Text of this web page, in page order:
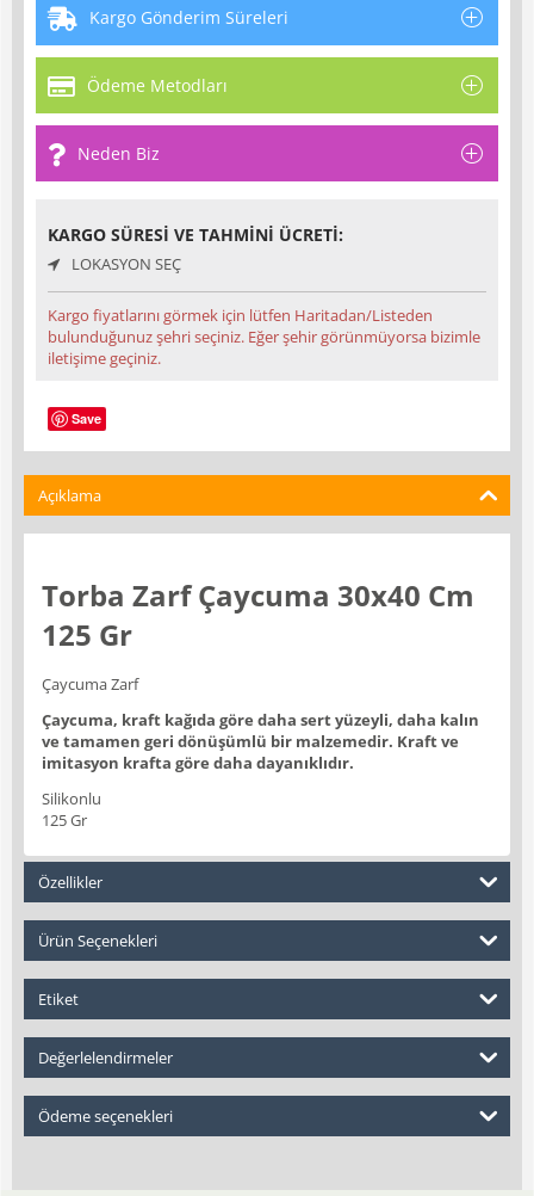
Kargo Gönderim Süreleri
Ödeme Metodları
Neden Biz
KARGO SÜRESI VE TAHMINI ÜCRETI:
LOKASYON SEÇ
Kargo fiyatlarını görmek için lütfen Haritadan/Listeden
bulunduğunuz şehri seçiniz. Eğer şehir görünmüyorsa bizimle
iletişime geçiniz.
Save
Açıklama
Torba Zarf Çaycuma 30x40 Cm
125 Gr
Çaycuma Zarf
Çaycuma, kraft kağıda göre daha sert yüzeyli, daha kalın
ve tamamen geri dönüşümlü bir malzemedir. Kraft ve
imitasyon krafta göre daha dayanıklıdır.
Silikonlu
125 Gr
Özellikler
Ürün Seçenekleri
Etiket
Değerlelendirmeler
Ödeme seçenekleri